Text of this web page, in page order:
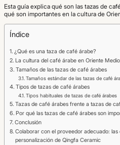
Esta guía explica qué son las tazas de
qué son importantes en la cultura de
Índice
¿Qué es una taza de café árabe?
La cultura del café árabe en Oriente Medio
Tamaños de las tazas de café árabes
Tamaños estándar de las tazas de café
Tipos de tazas de café árabes
Tipos habituales de tazas de café árabes
Tazas de café árabes frente a tazas de
Por qué las tazas de café árabes son
Conclusión
Colaborar con el proveedor adecuado: las
personalización de Qingfa Ceramic